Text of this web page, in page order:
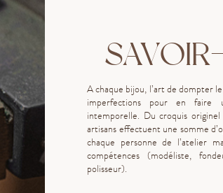
A chaque bijou, l’art de dompter
imperfections pour en faire
intemporelle. Du croquis
artisans effectuent une somme
chaque personne de l’atelier
compétences (modéliste,
polisseur).